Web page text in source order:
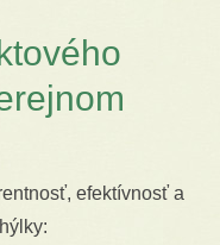
efektívnosť a